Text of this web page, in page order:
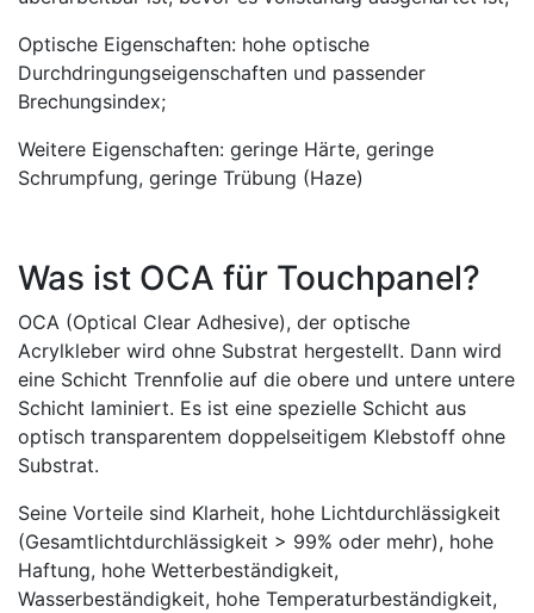
Optische Eigenschaften: hohe optische
Durchdringungseigenschaften und passender
Brechungsindex;
Weitere Eigenschaften: geringe Härte, geringe
Schrumpfung, geringe Trübung (Haze)
Was ist OCA für Touchpanel?
OCA (Optical Clear Adhesive), der optische
Acrylkleber wird ohne Substrat hergestellt. Dann wird
eine Schicht Trennfolie auf die obere und untere untere
Schicht laminiert. Es ist eine spezielle Schicht aus
optisch transparentem doppelseitigem Klebstoff ohne
Substrat.
Seine Vorteile sind Klarheit, hohe Lichtdurchlässigkeit
(Gesamtlichtdurchlässigkeit > 99% oder mehr), hohe
Haftung, hohe Wetterbeständigkeit,
Wasserbeständigkeit, hohe Temperaturbeständigkeit,